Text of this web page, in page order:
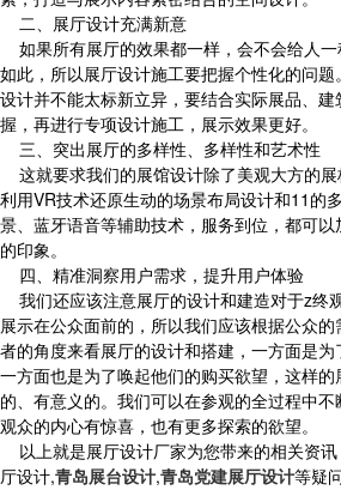
二、展厅设计充满新意
如果所有展厅的效果都一样，会不会给人
如此，所以展厅设计施工要把握个性化的问
设计并不能太标新立异，要结合实际展品、
握，再进行专项设计施工，展示效果更好。
三、突出展厅的多样性、多样性和艺术性
这就要求我们的展馆设计除了美观大方的
利用VR技术还原生动的场景布局设计和11的
景、蓝牙语音等辅助技术，服务到位，都可
的印象。
四、精准洞察用户需求，提升用户体验
我们还应该注意展厅的设计和建造对于z终
展示在公众面前的，所以我们应该根据公众
者的角度来看展厅的设计和搭建，一方面是
一方面也是为了唤起他们的购买欲望，这样
的、有意义的。我们可以在参观的全过程中
观众的内心有惊喜，也有更多探索的欲望。
以上就是展厅设计厂家为您带来的相关资
厅设计,青岛展台设计,青岛党建展厅设计等疑